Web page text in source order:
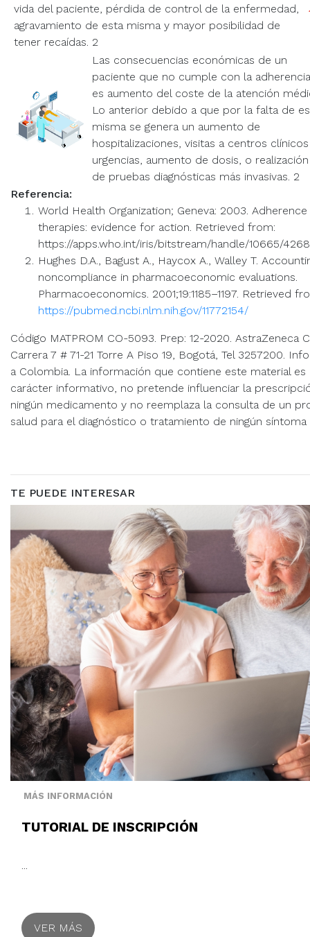
vida del paciente, pérdida de control de la enfermedad,
agravamiento de esta misma y mayor posibilidad de
tener recaídas. 2
Las consecuencias económicas de un
paciente que no cumple con la adherencia
es aumento del coste de la atención
Lo anterior debido a que por la falta de
misma se genera un aumento de
hospitalizaciones, visitas a centros
urgencias, aumento de dosis, o realización
de pruebas diagnósticas más invasivas. 2
Referencia:
World Health Organization; Geneva: 2003.
therapies: evidence for action. Retrieved from:
https://apps.who.int/iris/bitstream/handle/10665/
Hughes D.A., Bagust A., Haycox A., Walley T.
noncompliance in pharmacoeconomic evaluations.
Pharmacoeconomics. 2001;19:1185–1197. Retrieved
https://pubmed.ncbi.nlm.nih.gov/11772154/
Código MATPROM CO-5093. Prep: 12-2020. AstraZeneca
Carrera 7 # 71-21 Torre A Piso 19, Bogotá, Tel 3257200.
a Colombia. La información que contiene este material
carácter informativo, no pretende influenciar la
ningún medicamento y no reemplaza la consulta de un
salud para el diagnóstico o tratamiento de ningún
TE PUEDE INTERESAR
MÁS INFORMACIÓN
TUTORIAL DE INSCRIPCIÓN
...
VER MÁS